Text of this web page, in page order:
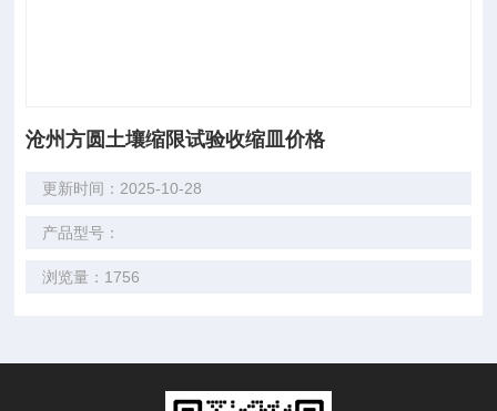
沧州方圆土壤缩限试验收缩皿价格
更新时间：2025-10-28
产品型号：
浏览量：1756